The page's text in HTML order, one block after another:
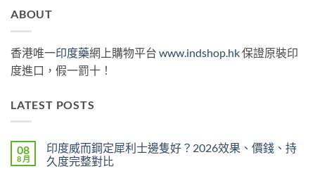
ABOUT
香港唯一印度藥網上購物平台 www.indshop.hk保證原裝印
度進口，假一罰十！
LATEST POSTS
08
8 月
印度威而鋼定犀利士邊隻好？2026效果、價錢、持
久度完整對比